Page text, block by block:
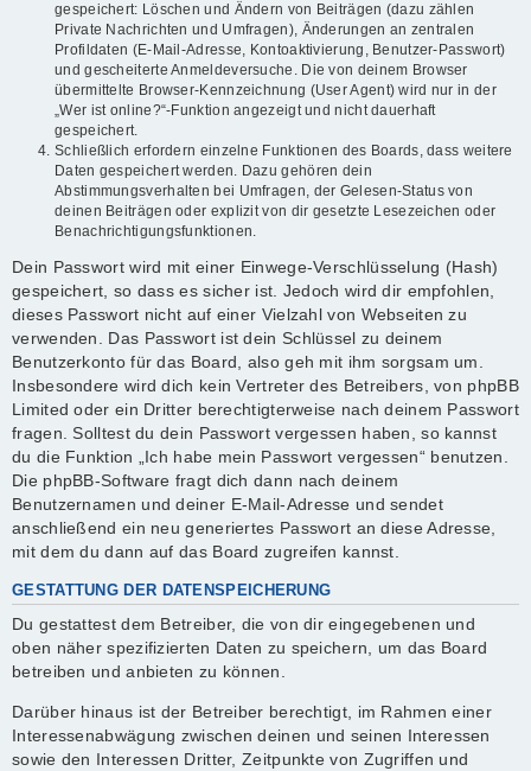
gespeichert: Löschen und Ändern von Beiträgen (dazu zählen
Private Nachrichten und Umfragen), Änderungen an zentralen
Profildaten (E-Mail-Adresse, Kontoaktivierung, Benutzer-Passwort)
und gescheiterte Anmeldeversuche. Die von deinem Browser
übermittelte Browser-Kennzeichnung (User Agent) wird nur in der
„Wer ist online?“-Funktion angezeigt und nicht dauerhaft
gespeichert.
Schließlich erfordern einzelne Funktionen des Boards, dass weitere
Daten gespeichert werden. Dazu gehören dein
Abstimmungsverhalten bei Umfragen, der Gelesen-Status von
deinen Beiträgen oder explizit von dir gesetzte Lesezeichen oder
Benachrichtigungsfunktionen.
Dein Passwort wird mit einer Einwege-Verschlüsselung (Hash)
gespeichert, so dass es sicher ist. Jedoch wird dir empfohlen,
dieses Passwort nicht auf einer Vielzahl von Webseiten zu
verwenden. Das Passwort ist dein Schlüssel zu deinem
Benutzerkonto für das Board, also geh mit ihm sorgsam um.
Insbesondere wird dich kein Vertreter des Betreibers, von phpBB
Limited oder ein Dritter berechtigterweise nach deinem Passwort
fragen. Solltest du dein Passwort vergessen haben, so kannst
du die Funktion „Ich habe mein Passwort vergessen“ benutzen.
Die phpBB-Software fragt dich dann nach deinem
Benutzernamen und deiner E-Mail-Adresse und sendet
anschließend ein neu generiertes Passwort an diese Adresse,
mit dem du dann auf das Board zugreifen kannst.
GESTATTUNG DER DATENSPEICHERUNG
Du gestattest dem Betreiber, die von dir eingegebenen und
oben näher spezifizierten Daten zu speichern, um das Board
betreiben und anbieten zu können.
Darüber hinaus ist der Betreiber berechtigt, im Rahmen einer
Interessenabwägung zwischen deinen und seinen Interessen
sowie den Interessen Dritter, Zeitpunkte von Zugriffen und